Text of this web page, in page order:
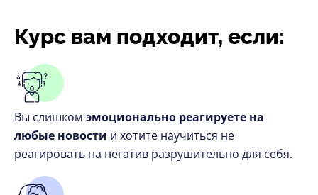
Курс вам подходит, если:
Вы слишком эмоционально реагируете на
любые новости и хотите научиться не
реагировать на негатив разрушительно для себя.